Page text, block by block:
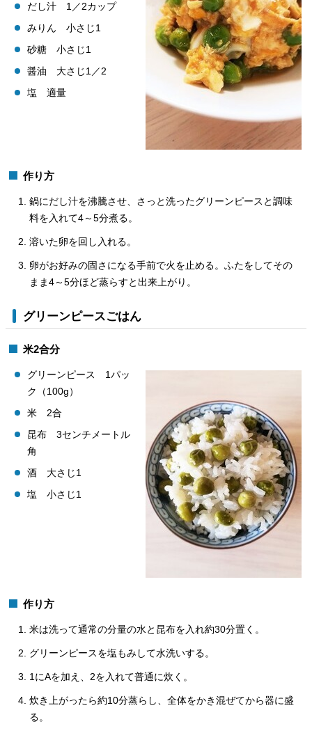
だし汁 1／2カップ
みりん 小さじ1
砂糖 小さじ1
醤油 大さじ1／2
塩 適量
作り方
鍋にだし汁を沸騰させ、さっと洗ったグリーンピースと調味
料を入れて4～5分煮る。
溶いた卵を回し入れる。
卵がお好みの固さになる手前で火を止める。ふたをしてその
まま4～5分ほど蒸らすと出来上がり。
グリーンピースごはん
米2合分
グリーンピース 1パッ
ク（100g）
米 2合
昆布 3センチメートル
角
酒 大さじ1
塩 小さじ1
作り方
米は洗って通常の分量の水と昆布を入れ約30分置く。
グリーンピースを塩もみして水洗いする。
1にAを加え、2を入れて普通に炊く。
炊き上がったら約10分蒸らし、全体をかき混ぜてから器に盛
る。